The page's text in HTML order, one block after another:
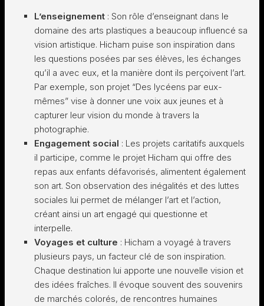
L’enseignement : Son rôle d’enseignant dans le
domaine des arts plastiques a beaucoup influencé sa
vision artistique. Hicham puise son inspiration dans
les questions posées par ses élèves, les échanges
qu’il a avec eux, et la manière dont ils perçoivent l’art.
Par exemple, son projet “Des lycéens par eux-
mêmes” vise à donner une voix aux jeunes et à
capturer leur vision du monde à travers la
photographie.
Engagement social : Les projets caritatifs auxquels
il participe, comme le projet Hicham qui offre des
repas aux enfants défavorisés, alimentent également
son art. Son observation des inégalités et des luttes
sociales lui permet de mélanger l’art et l’action,
créant ainsi un art engagé qui questionne et
interpelle.
Voyages et culture : Hicham a voyagé à travers
plusieurs pays, un facteur clé de son inspiration.
Chaque destination lui apporte une nouvelle vision et
des idées fraîches. Il évoque souvent des souvenirs
de marchés colorés, de rencontres humaines